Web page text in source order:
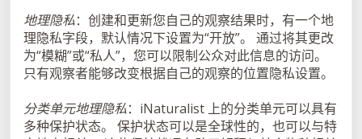
地理隐私：创建和更新您自己的观察结果时，有一个地
理隐私字段，默认情况下设置为“开放”。 通过将其更改
为“模糊”或“私人”，您可以限制公众对此信息的访问。
只有观察者能够改变根据自己的观察的位置隐私设置。
分类单元地理隐私：iNaturalist 上的分类单元可以具有
多种保护状态。 保护状态可以是全球性的，也可以与特